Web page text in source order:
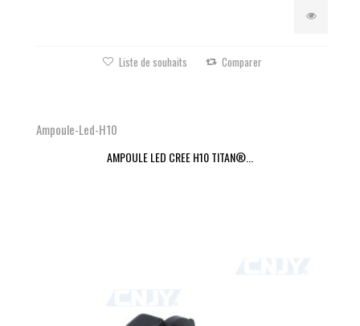
Liste de souhaits Comparer
Ampoule-Led-H10
AMPOULE LED CREE H10 TITAN®...